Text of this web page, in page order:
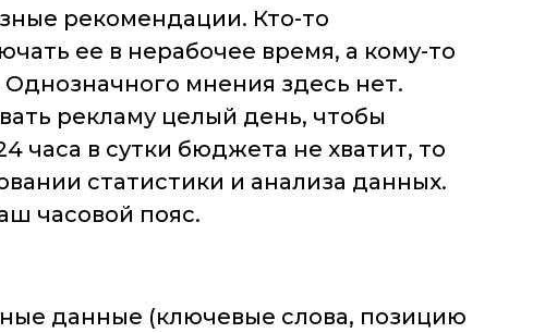
рекомендации. Кто-то
ее в нерабочее время, а кому-то
мнения здесь нет.
рекламу целый день, чтобы
часа в сутки бюджета не хватит, то
статистики и анализа данных.
часовой пояс.
данные (ключевые слова, позицию